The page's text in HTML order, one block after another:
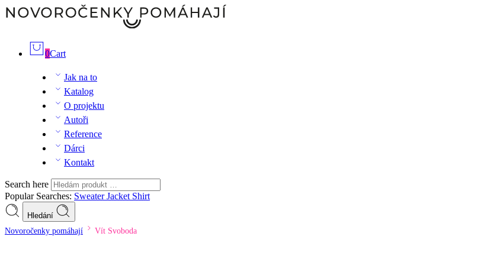
0Cart
Jak na to
Katalog
O projektu
Autoři
Reference
Dárci
Kontakt
Search here
Popular Searches: SweaterJacket Shirt
Hledání
Novoročenky pomáhají Vít Svoboda